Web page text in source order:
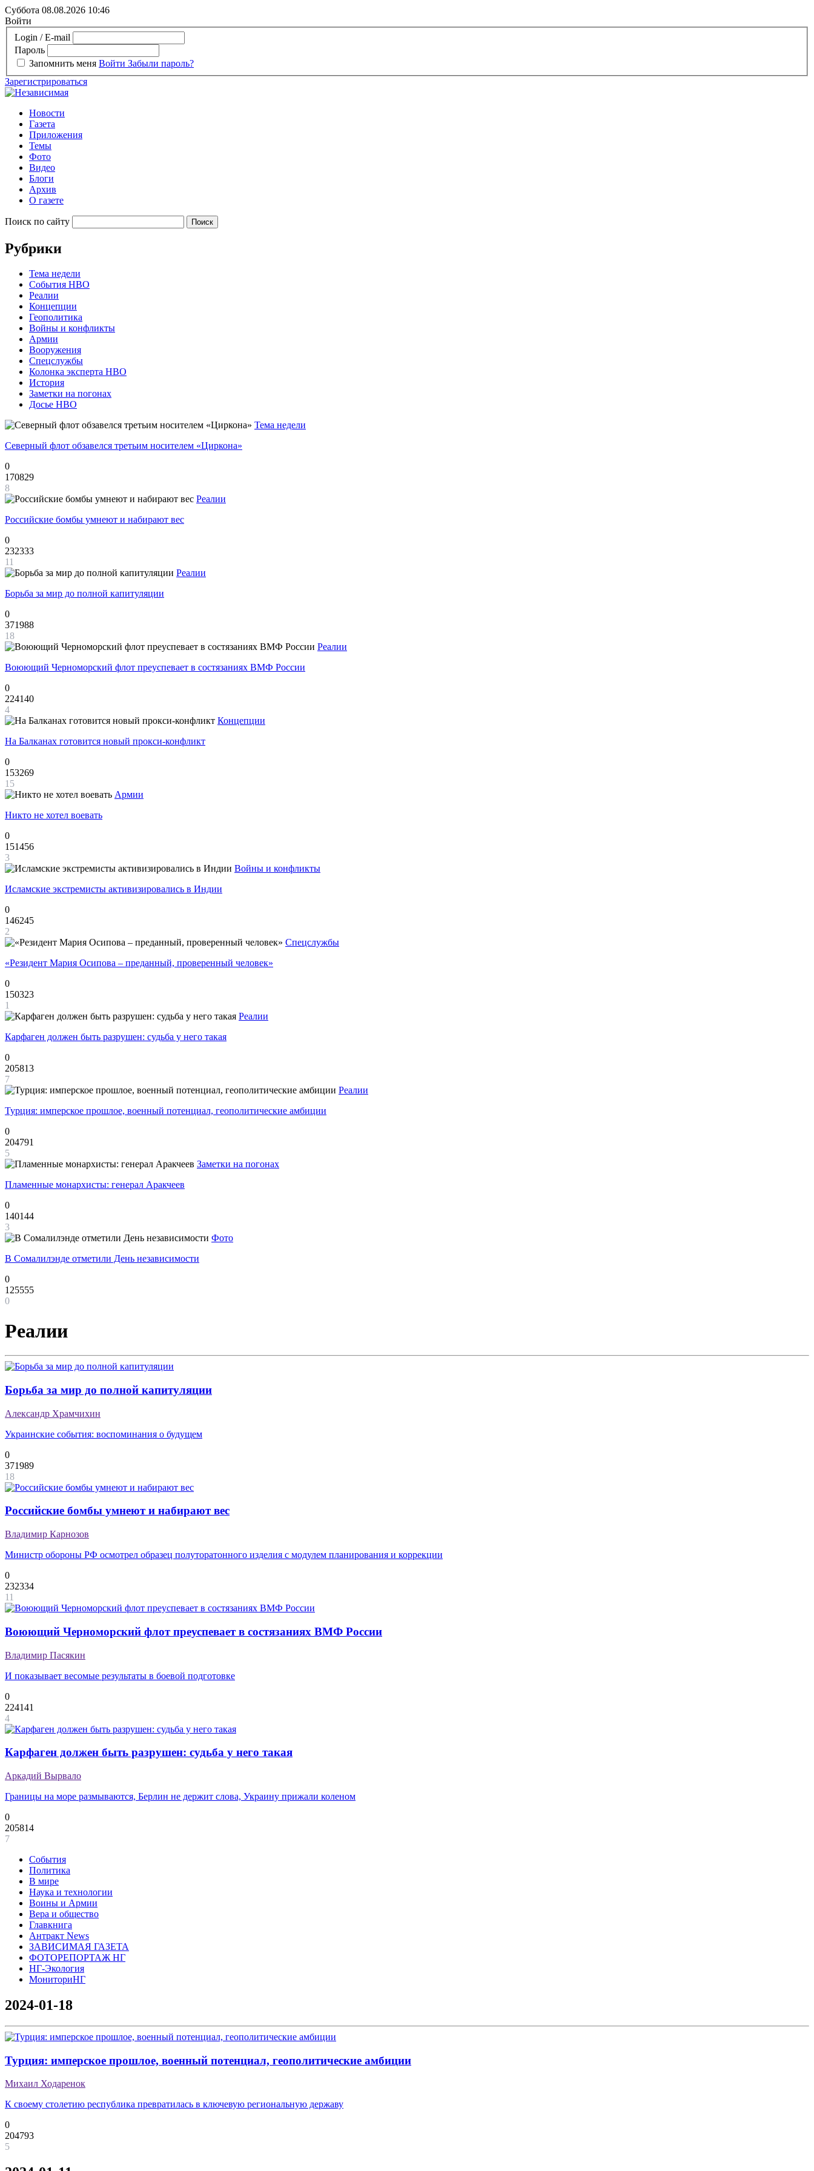
Суббота 08.08.2026 10:46
Войти
Login / E-mail
Пароль
Запомнить меня Войти Забыли пароль?
Зарегистрироваться
Новости
Газета
Приложения
Темы
Фото
Видео
Блоги
Архив
О газете
Поиск по сайту
Рубрики
Тема недели
События НВО
Реалии
Концепции
Геополитика
Войны и конфликты
Армии
Вооружения
Спецслужбы
Колонка эксперта НВО
История
Заметки на погонах
Досье НВО
Тема недели
Северный флот обзавелся третьим носителем «Циркона»
0
170829
8
Реалии
Российские бомбы умнеют и набирают вес
0
232333
11
Реалии
Борьба за мир до полной капитуляции
0
371988
18
Реалии
Воюющий Черноморский флот преуспевает в состязаниях ВМФ России
0
224140
4
Концепции
На Балканах готовится новый прокси-конфликт
0
153269
15
Армии
Никто не хотел воевать
0
151456
3
Войны и конфликты
Исламские экстремисты активизировались в Индии
0
146245
2
Спецслужбы
«Резидент Мария Осипова – преданный, проверенный человек»
0
150323
1
Реалии
Карфаген должен быть разрушен: судьба у него такая
0
205813
7
Реалии
Турция: имперское прошлое, военный потенциал, геополитические амбиции
0
204791
5
Заметки на погонах
Пламенные монархисты: генерал Аракчеев
0
140144
3
Фото
В Сомалилэнде отметили День независимости
0
125555
0
Реалии
Борьба за мир до полной капитуляции
Александр Храмчихин
Украинские события: воспоминания о будущем
0
371989
18
Российские бомбы умнеют и набирают вес
Владимир Карнозов
Министр обороны РФ осмотрел образец полуторатонного изделия с модулем планирования и коррекции
0
232334
11
Воюющий Черноморский флот преуспевает в состязаниях ВМФ России
Владимир Пасякин
И показывает весомые результаты в боевой подготовке
0
224141
4
Карфаген должен быть разрушен: судьба у него такая
Аркадий Вырвало
Границы на море размываются, Берлин не держит слова, Украину прижали коленом
0
205814
7
События
Политика
В мире
Наука и технологии
Воины и Армии
Вера и общество
Главкнига
Антракт News
ЗАВИСИМАЯ ГАЗЕТА
ФОТОРЕПОРТАЖ НГ
НГ-Экология
МониториНГ
2024-01-18
Турция: имперское прошлое, военный потенциал, геополитические амбиции
Михаил Ходаренок
К своему столетию республика превратилась в ключевую региональную державу
0
204793
5